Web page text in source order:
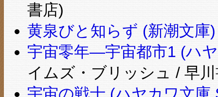
書店)
黄泉びと知らず (新潮文庫)
宇宙零年―宇宙都市1 (ハ
イムズ・ブリッシュ / 早
宇宙の戦士 (ハヤカワ文庫